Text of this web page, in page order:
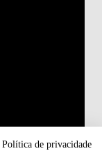
Política de privacidade